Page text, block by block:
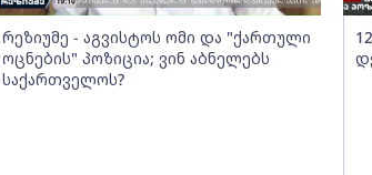
რეზიუმე - აგვისტოს ომი და "ქართული
ოცნების" პოზიცია; ვინ აბნელებს
საქართველოს?